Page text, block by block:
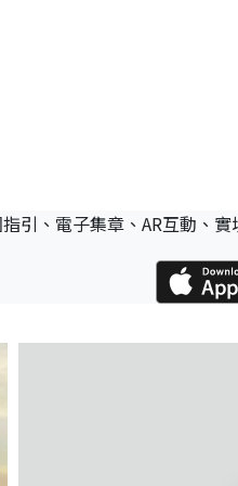
引、電子集章、AR互動、實